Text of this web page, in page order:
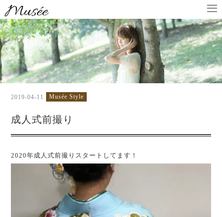
2019-04-11 Musée Style
成人式前撮り
2020年成人式前撮りスタートしてます！